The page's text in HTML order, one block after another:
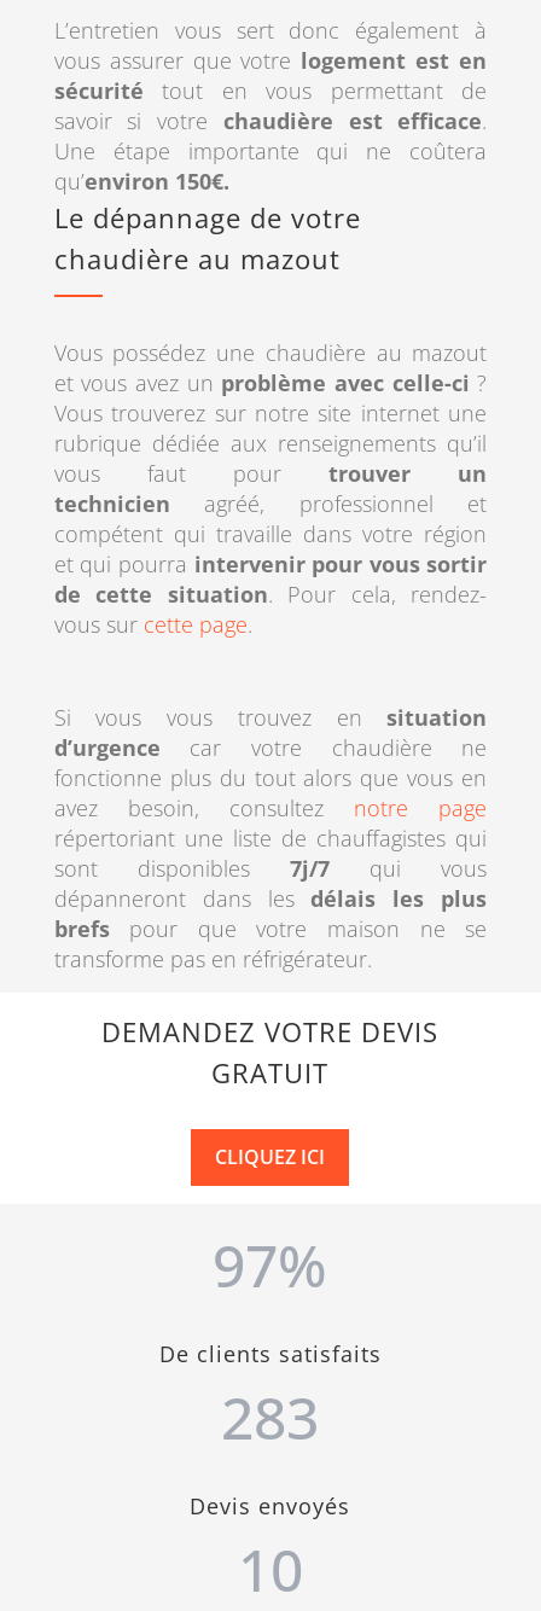
L’entretien vous sert donc également à
vous assurer que votre logement est en
sécurité tout en vous permettant de
savoir si votre chaudière est efficace.
Une étape importante qui ne coûtera
qu’environ 150€.
Le dépannage de votre
chaudière au mazout
Vous possédez une chaudière au mazout
et vous avez un problème avec celle-ci ?
Vous trouverez sur notre site internet une
rubrique dédiée aux renseignements qu’il
vous faut pourtrouver un
technicien agréé, professionnel et
compétent qui travaille dans votre région
et qui pourra intervenir pour vous sortir
de cette situation. Pour cela, rendez-
vous sur cette page.
Si vous vous trouvez en situation
d’urgence car votre chaudière ne
fonctionne plus du tout alors que vous en
avez besoin, consultez notre page
répertoriant une liste de chauffagistes qui
sont disponibles7j/7 qui vous
dépanneront dans les délais les plus
brefspour que votre maison ne se
transforme pas en réfrigérateur.
DEMANDEZ VOTRE DEVIS
GRATUIT
CLIQUEZ ICI
97%
De clients satisfaits
283
Devis envoyés
10